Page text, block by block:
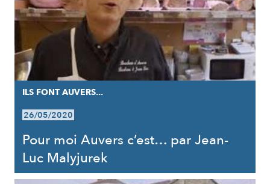
ILS FONT AUVERS...
26/05/2020
Pour moi Auvers c’est… par Jean-
Luc Malyjurek